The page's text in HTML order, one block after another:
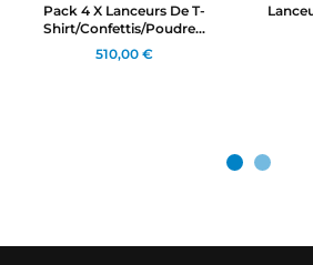
Pack 4 X Lanceurs De T-
Shirt/confettis/poudre...
510,00 €